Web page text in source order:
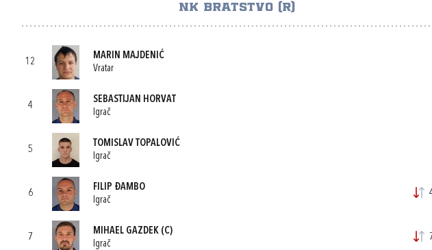
NK BRATSTVO (R)
12
MARIN MAJDENIĆ
Vratar
4
SEBASTIJAN HORVAT
Igrač
5
TOMISLAV TOPALOVIĆ
Igrač
6
FILIP ĐAMBO
Igrač
7
MIHAEL GAZDEK (C)
Igrač